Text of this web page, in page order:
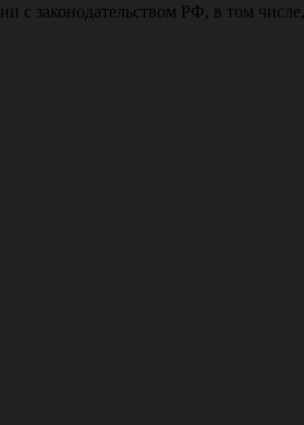
с законодательством РФ, в том